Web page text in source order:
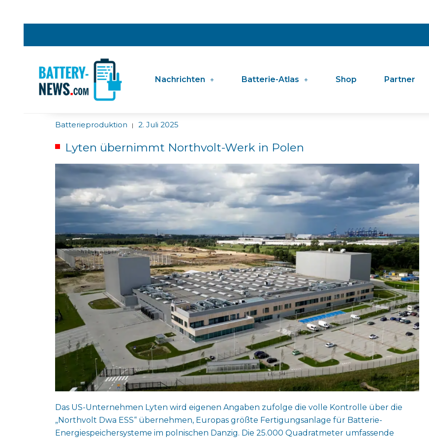
Nachrichten Batterie-Atlas Shop Partner
Batterieproduktion | 2. Juli 2025
Lyten übernimmt Northvolt-Werk in Polen
Das US-Unternehmen Lyten wird eigenen Angaben zufolge die volle Kontrolle über die
„Northvolt Dwa ESS“ übernehmen, Europas größte Fertigungsanlage für Batterie-
Energiespeichersysteme im polnischen Danzig. Die 25.000 Quadratmeter umfassende